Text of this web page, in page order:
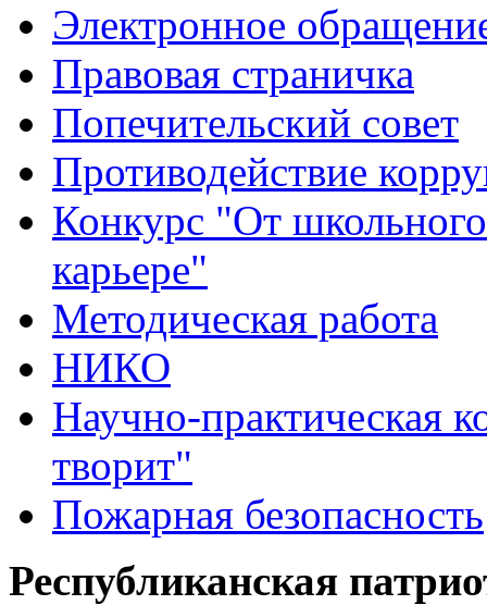
Электронное
Правовая страничка
Попечительский совет
Противодействие
Конкурс "От
карьере"
Методическая работа
НИКО
Научно-практическая
творит"
Пожарная безопасность
Республиканская